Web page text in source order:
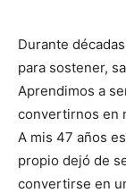
Durante
para sostener,
Aprendimos a
convertirnos en
A mis 47 años
propio dejó de
convertirse en